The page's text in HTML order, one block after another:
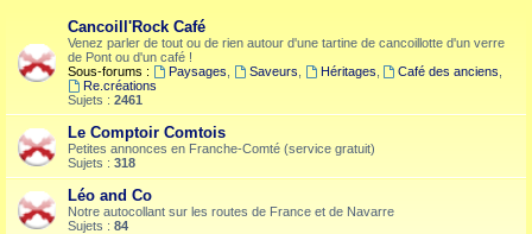
Cancoill'Rock Café
Venez parler de tout ou de rien autour d'une tartine de cancoillotte d'un verre
de Pont ou d'un café !
Sous-forums :
Paysages Saveurs Héritages Café des anciens
Re.créations
Sujets : 2461
Le Comptoir Comtois
Petites annonces en Franche-Comté (service gratuit)
Sujets : 318
Léo and Co
Notre autocollant sur les routes de France et de Navarre
Sujets : 84